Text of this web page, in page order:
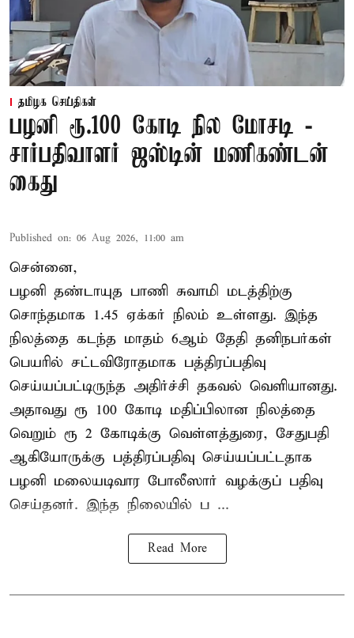
தமிழக செய்திகள்
பழனி ரூ.100 கோடி நில மோசடி -
சார்பதிவாளர் ஜஸ்டின் மணிகண்டன்
கைது
Published on: 06 Aug 2026, 11:00 am
சென்னை,
பழனி தண்டாயுத பாணி சுவாமி மடத்திற்கு
சொந்தமாக 1.45 ஏக்கர் நிலம் உள்ளது. இந்த
நிலத்தை கடந்த மாதம் 6ஆம் தேதி தனிநபர்கள்
பெயரில் சட்டவிரோதமாக பத்திரப்பதிவு
செய்யப்பட்டிருந்த அதிர்ச்சி தகவல் வெளியானது.
அதாவது ரூ 100 கோடி மதிப்பிலான நிலத்தை
வெறும் ரூ 2 கோடிக்கு வெள்ளத்துரை, சேதுபதி
ஆகியோருக்கு பத்திரப்பதிவு செய்யப்பட்டதாக
பழனி மலையடிவார போலீஸார் வழக்குப் பதிவு
செய்தனர். இந்த நிலையில் ப ...
Read More